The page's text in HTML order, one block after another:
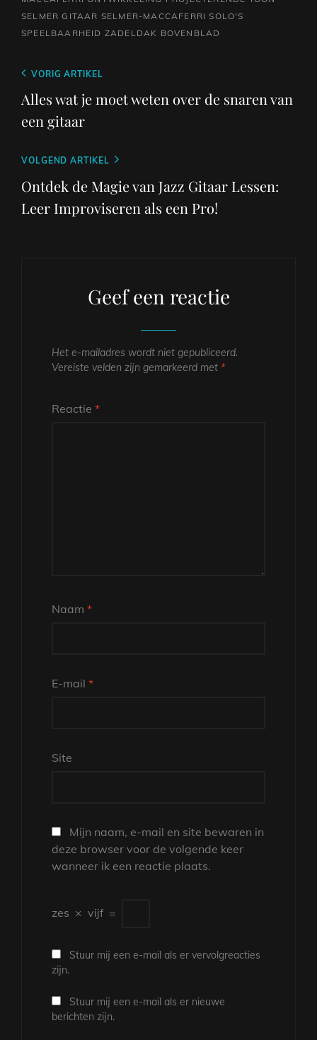
SELMER GITAAR SELMER-MACCAFERRI SOLO'S
SPEELBAARHEID ZADELDAK BOVENBLAD
Berichtnavigatie
Vorig
bericht
VORIG ARTIKEL
Alles wat je moet weten over de snaren van
een gitaar
Volgend
bericht
VOLGEND ARTIKEL
Ontdek de Magie van Jazz Gitaar Lessen:
Leer Improviseren als een Pro!
Geef een reactie
Het e-mailadres wordt niet gepubliceerd.
Vereiste velden zijn gemarkeerd met *
Reactie *
Naam *
E-mail *
Site
Mijn naam, e-mail en site bewaren in
deze browser voor de volgende keer
wanneer ik een reactie plaats.
zes × vijf =
Stuur mij een e-mail als er vervolgreacties
zijn.
Stuur mij een e-mail als er nieuwe
berichten zijn.